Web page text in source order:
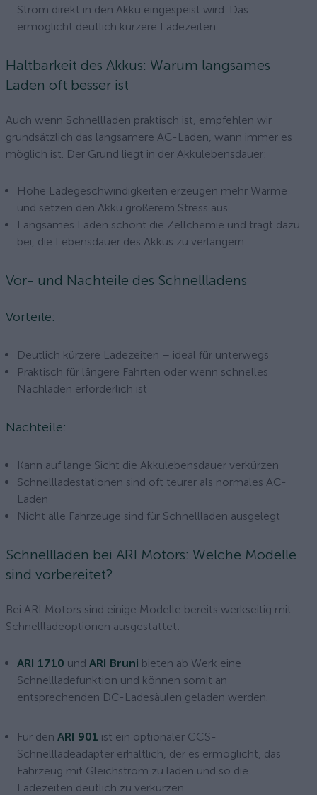
Strom direkt in den Akku eingespeist wird. Das
ermöglicht deutlich kürzere Ladezeiten.
Haltbarkeit des Akkus: Warum langsames
Laden oft besser ist
Auch wenn Schnellladen praktisch ist, empfehlen wir
grundsätzlich das langsamere AC-Laden, wann immer es
möglich ist. Der Grund liegt in der Akkulebensdauer:
Hohe Ladegeschwindigkeiten erzeugen mehr Wärme
und setzen den Akku größerem Stress aus.
Langsames Laden schont die Zellchemie und trägt dazu
bei, die Lebensdauer des Akkus zu verlängern.
Vor- und Nachteile des Schnellladens
Vorteile:
Deutlich kürzere Ladezeiten – ideal für unterwegs
Praktisch für längere Fahrten oder wenn schnelles
Nachladen erforderlich ist
Nachteile:
Kann auf lange Sicht die Akkulebensdauer verkürzen
Schnellladestationen sind oft teurer als normales AC-
Laden
Nicht alle Fahrzeuge sind für Schnellladen ausgelegt
Schnellladen bei ARI Motors: Welche Modelle
sind vorbereitet?
Bei ARI Motors sind einige Modelle bereits werkseitig mit
Schnellladeoptionen ausgestattet:
ARI 1710 und ARI Bruni bieten ab Werk eine
Schnellladefunktion und können somit an
entsprechenden DC-Ladesäulen geladen werden.
Für den ARI 901 ist ein optionaler CCS-
Schnellladeadapter erhältlich, der es ermöglicht, das
Fahrzeug mit Gleichstrom zu laden und so die
Ladezeiten deutlich zu verkürzen.